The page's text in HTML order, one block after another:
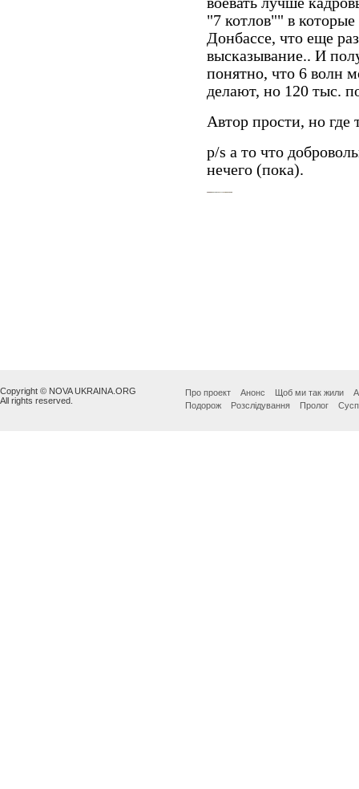
Copyright © NOVA UKRAINA.ORG
All rights reserved.
Про проект Анонс Щоб ми так жили
Подорож
Розслідування Пролог